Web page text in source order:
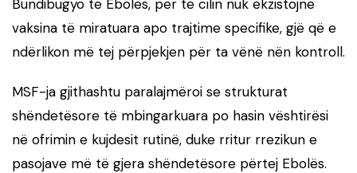
Bundibugyo të Ebolës, për të cilin nuk ekzistojnë
vaksina të miratuara apo trajtime specifike, gjë që e
ndërlikon më tej përpjekjen për ta vënë nën kontroll.
MSF-ja gjithashtu paralajmëroi se strukturat
shëndetësore të mbingarkuara po hasin vështirësi
në ofrimin e kujdesit rutinë, duke rritur rrezikun e
pasojave më të gjera shëndetësore përtej Ebolës.